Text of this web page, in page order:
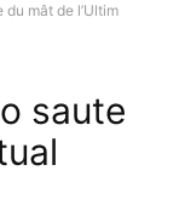
mât de l’Ultim
saute